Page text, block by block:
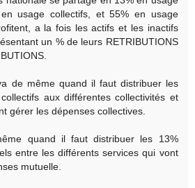
usage collectifs, et 55% en usage
a la fois les actifs et les inactifs
un % de leurs RETRIBUTIONS
de même quand il faut distribuer les
collectifs aux différentes collectivités et
gérer les dépenses collectives.
quand il faut distribuer les 13%
entre les différents services qui vont
mutuelle.